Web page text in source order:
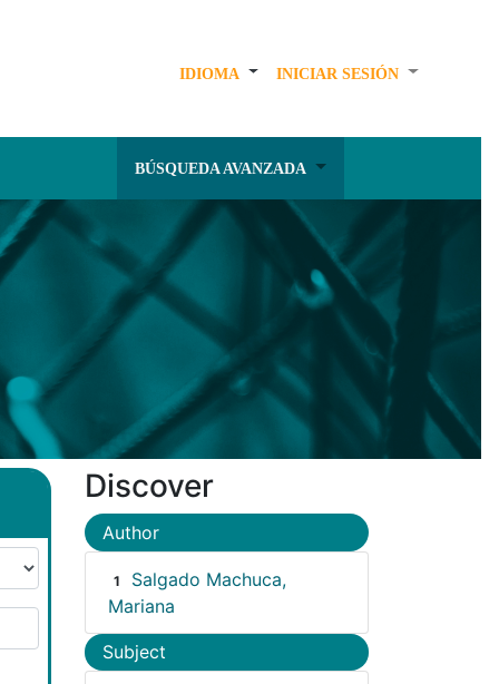
IDIOMA INICIAR SESIÓN
BÚSQUEDA AVANZADA
Discover
Author
1
Salgado Machuca,
Mariana
Subject